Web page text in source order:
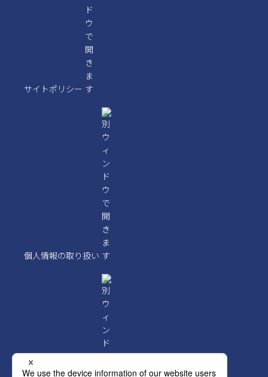
サイトポリシー
個人情報の取り扱い